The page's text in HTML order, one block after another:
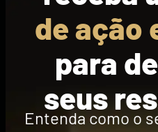
de ação
para
seus
Entenda como o